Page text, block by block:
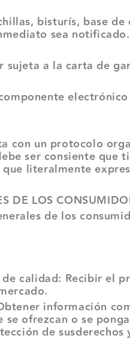
bisturís, base de
sea notificado.
a la carta de
electrónico
con un protocolo
ser consiente
literalmente
DE LOS
de los
Recibir el
información
ofrezcan o se
de susderechos